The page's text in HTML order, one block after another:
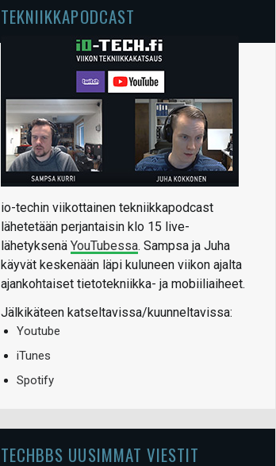
TEKNIIKKAPODCAST
io-techin viikottainen tekniikkapodcast
lähetetään perjantaisin klo 15 live-
lähetyksenä YouTubessa. Sampsa ja Juha
käyvät keskenään läpi kuluneen viikon ajalta
ajankohtaiset tietotekniikka- ja mobiiliaiheet.
Jälkikäteen katseltavissa/kuunneltavissa:
Youtube
iTunes
Spotify
TECHBBS UUSIMMAT VIESTIT